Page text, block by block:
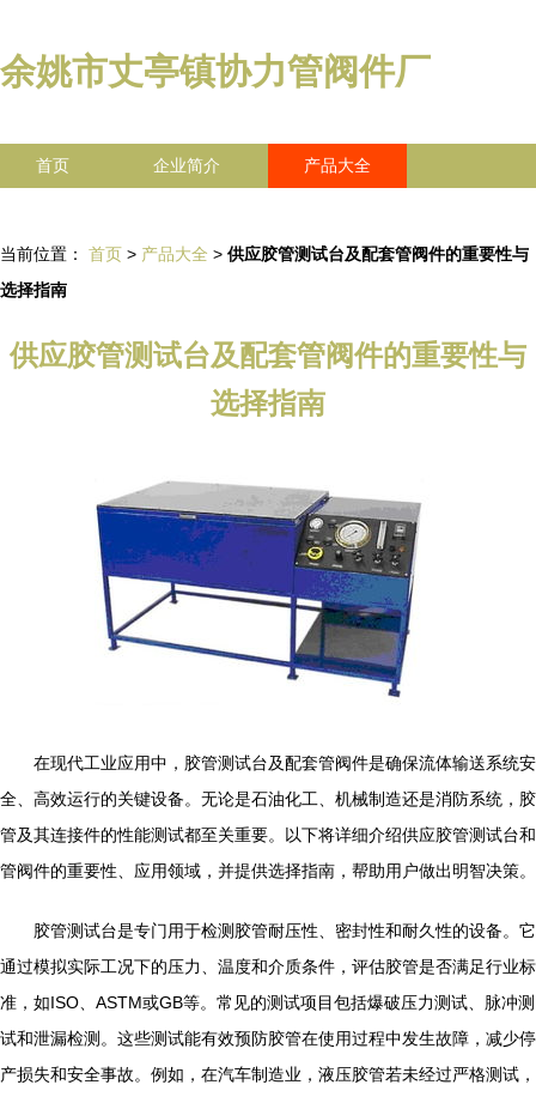
余姚市丈亭镇协力管阀件厂
首页 企业简介 产品大全
当前位置： 首页 > 产品大全 > 供应胶管测试台及配套管阀件的重要性与
选择指南
供应胶管测试台及配套管阀件的重要性与
选择指南
在现代工业应用中，胶管测试台及配套管阀件是确保流体输送系统安
全、高效运行的关键设备。无论是石油化工、机械制造还是消防系统，胶
管及其连接件的性能测试都至关重要。以下将详细介绍供应胶管测试台和
管阀件的重要性、应用领域，并提供选择指南，帮助用户做出明智决策。
胶管测试台是专门用于检测胶管耐压性、密封性和耐久性的设备。它
通过模拟实际工况下的压力、温度和介质条件，评估胶管是否满足行业标
准，如ISO、ASTM或GB等。常见的测试项目包括爆破压力测试、脉冲测
试和泄漏检测。这些测试能有效预防胶管在使用过程中发生故障，减少停
产损失和安全事故。例如，在汽车制造业，液压胶管若未经过严格测试，